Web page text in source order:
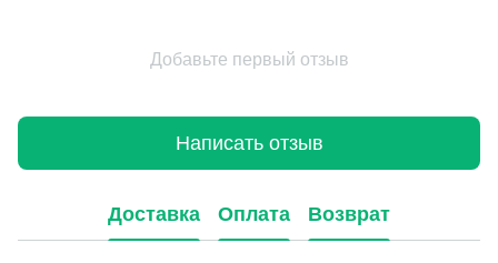
Добавьте первый отзыв
Написать отзыв
Доставка Оплата Возврат